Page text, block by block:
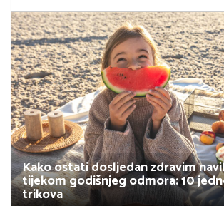
Kako ostati dosljedan zdravim
tijekom godišnjeg odmora: 10
trikova